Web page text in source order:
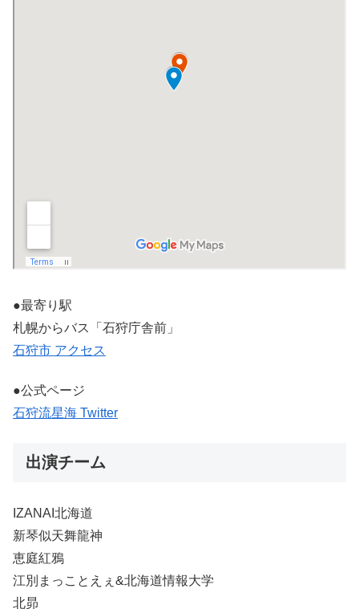
●最寄り駅
札幌からバス「石狩庁舎前」
石狩市 アクセス
●公式ページ
石狩流星海 Twitter
出演チーム
IZANAI北海道
新琴似天舞龍神
恵庭紅鴉
江別まっことえぇ&北海道情報大学
北昴